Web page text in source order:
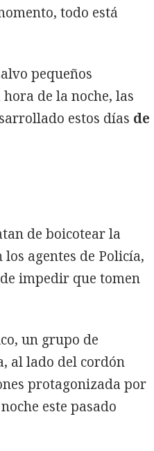
todo está
pequeños
de la noche, las
estos días de
de boicotear la
agentes de Policía,
impedir que tomen
un grupo de
al lado del cordón
protagonizada por
este pasado